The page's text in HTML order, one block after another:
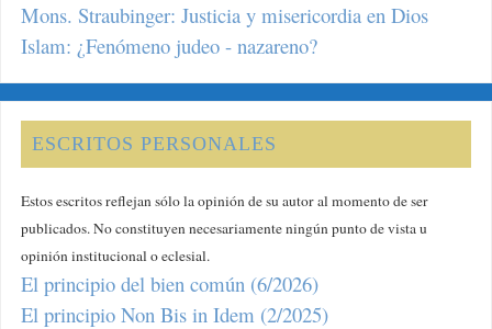
Mons. Straubinger: Justicia y misericordia en Dios
Islam: ¿Fenómeno judeo - nazareno?
ESCRITOS PERSONALES
Estos escritos reflejan sólo la opinión de su autor al momento de ser
publicados. No constituyen necesariamente ningún punto de vista u
opinión institucional o eclesial.
El principio del bien común (6/2026)
El principio Non Bis in Idem (2/2025)